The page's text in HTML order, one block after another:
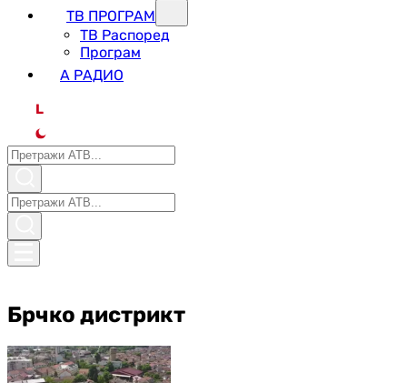
ТВ ПРОГРАМ
ТВ Распоред
Програм
А РАДИО
L
Брчко дистрикт